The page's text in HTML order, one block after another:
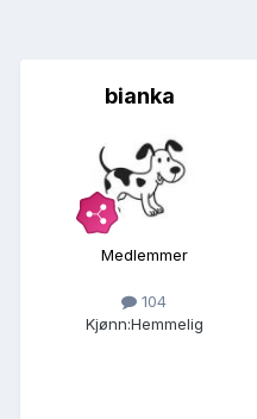
bianka
Medlemmer
104
Kjønn:Hemmelig